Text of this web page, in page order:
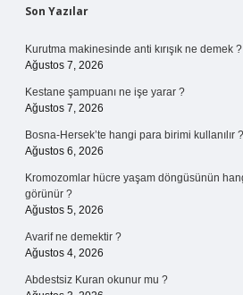
Sidebar
Son Yazılar
Kurutma makinesinde anti kırışık ne demek ?
Ağustos 7, 2026
Kestane şampuanı ne işe yarar ?
Ağustos 7, 2026
Bosna-Hersek’te hangi para birimi kullanılır ?
Ağustos 6, 2026
Kromozomlar hücre yaşam döngüsünün
görünür ?
Ağustos 5, 2026
Avarif ne demektir ?
Ağustos 4, 2026
Abdestsiz Kuran okunur mu ?